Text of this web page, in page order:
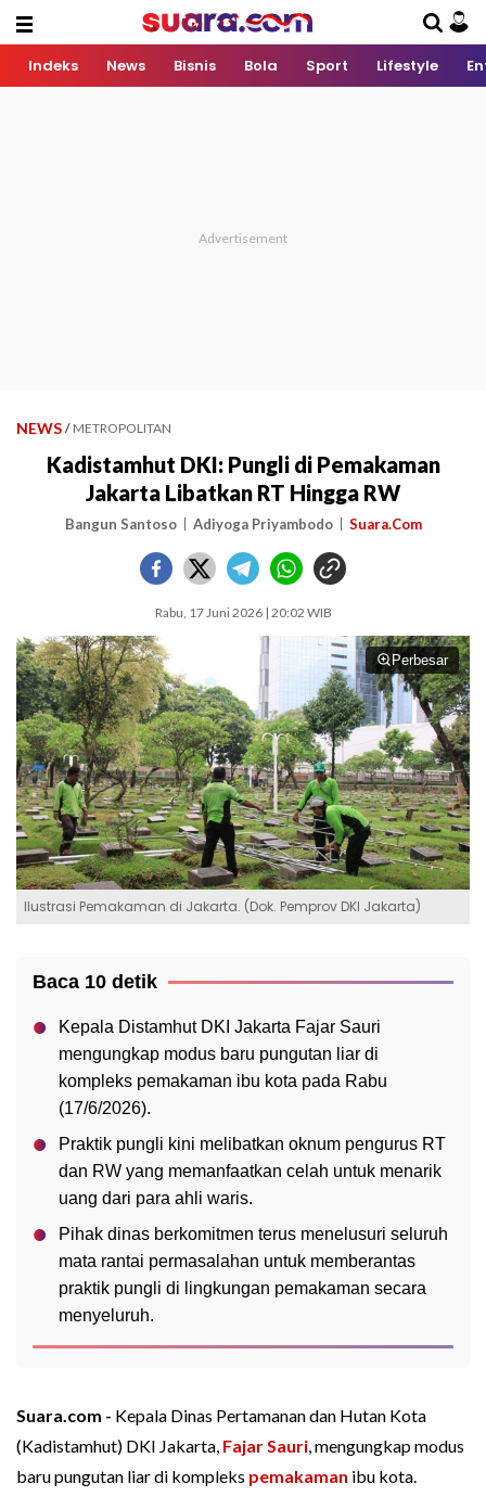
Indeks News Bisnis Bola Sport Lifestyle
NEWS / METROPOLITAN
Kadistamhut DKI: Pungli di Pemakaman
Jakarta Libatkan RT Hingga RW
Bangun Santoso Adiyoga Priyambodo Suara.Com
Rabu, 17 Juni 2026 | 20:02 WIB
Perbesar
Ilustrasi Pemakaman di Jakarta. (Dok. Pemprov DKI Jakarta)
Baca 10 detik
Kepala Distamhut DKI Jakarta Fajar Sauri
mengungkap modus baru pungutan liar di
kompleks pemakaman ibu kota pada Rabu
(17/6/2026).
Praktik pungli kini melibatkan oknum pengurus RT
dan RW yang memanfaatkan celah untuk menarik
uang dari para ahli waris.
Pihak dinas berkomitmen terus menelusuri seluruh
mata rantai permasalahan untuk memberantas
praktik pungli di lingkungan pemakaman secara
menyeluruh.
Suara.com - Kepala Dinas Pertamanan dan Hutan Kota
(Kadistamhut) DKI Jakarta, Fajar Sauri, mengungkap modus
baru pungutan liar di kompleks pemakaman ibu kota.